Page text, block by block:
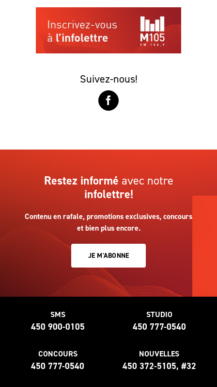
Suivez-nous!
Restez informé avec notre
infolettre!
Contenu en rafale, promotions exclusives, concours
et bien plus encore.
JE M'ABONNE
SMS
450 900-0105
STUDIO
450 777-0540
CONCOURS
450 777-0540
NOUVELLES
450 372-5105, #32